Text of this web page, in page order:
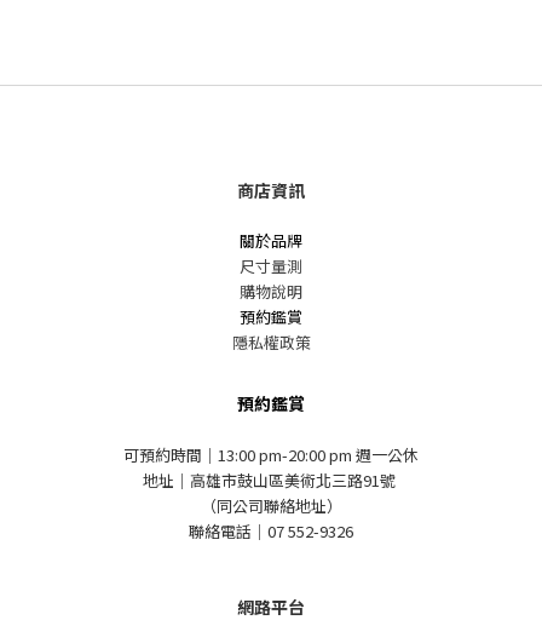
商店資訊
關於品牌
尺寸量測
購物說明
預約鑑賞
隱私權政策
預約鑑賞
可預約時間｜13:00 pm-20:00 pm 週一公休
地址｜高雄市鼓山區美術北三路91號
（同公司聯絡地址）
聯絡電話｜07 552-9326
網路平台